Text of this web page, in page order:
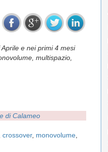
e nei primi 4 mesi
multispazio,
di Calameo
crossover, monovolume